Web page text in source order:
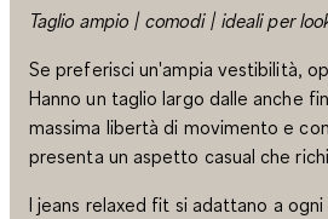
Taglio ampio | comodi | ideali per
Se preferisci un'ampia vestibilità,
Hanno un taglio largo dalle anche
massima libertà di movimento e
presenta un aspetto casual che
I jeans relaxed fit si adattano a